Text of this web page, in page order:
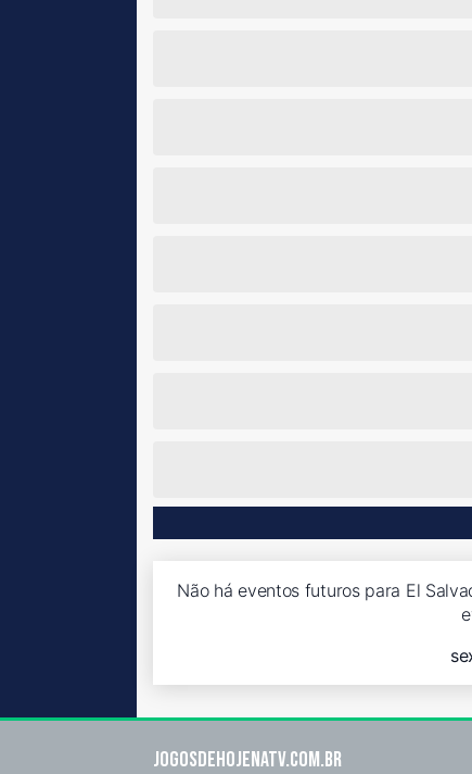
Não há eventos futuros para El
Jogosdehojenatv.com.br